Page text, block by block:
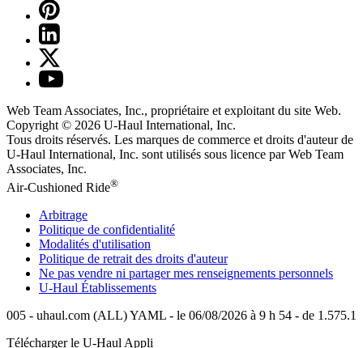
Web Team Associates, Inc., propriétaire et exploitant du site Web.
Copyright © 2026 U-Haul International, Inc.
Tous droits réservés. Les marques de commerce et droits d'auteur de
U-Haul International, Inc. sont utilisés sous licence par Web Team
Associates, Inc.
Air-Cushioned Ride®
Arbitrage
Politique de confidentialité
Modalités d'utilisation
Politique de retrait des droits d'auteur
Ne pas vendre ni partager mes renseignements personnels
U-Haul Établissements
005 - uhaul.com (ALL) YAML - le 06/08/2026 à 9 h 54 - de 1.575.1
Télécharger le U-Haul Appli